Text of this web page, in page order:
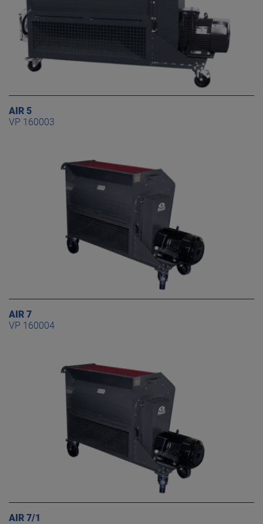
AIR 5
VP 160003
AIR 7
VP 160004
AIR 7/1